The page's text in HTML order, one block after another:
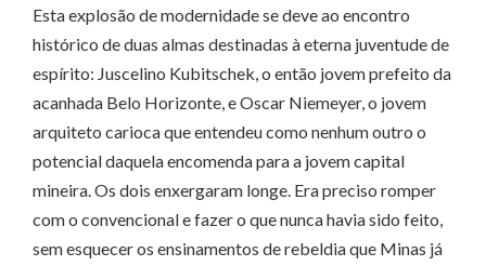
Esta explosão de modernidade se deve ao encontro
histórico de duas almas destinadas à eterna juventude de
espírito: Juscelino Kubitschek, o então jovem prefeito da
acanhada Belo Horizonte, e Oscar Niemeyer, o jovem
arquiteto carioca que entendeu como nenhum outro o
potencial daquela encomenda para a jovem capital
mineira. Os dois enxergaram longe. Era preciso romper
com o convencional e fazer o que nunca havia sido feito,
sem esquecer os ensinamentos de rebeldia que Minas já